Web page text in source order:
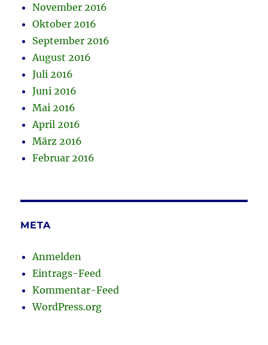
November 2016
Oktober 2016
September 2016
August 2016
Juli 2016
Juni 2016
Mai 2016
April 2016
März 2016
Februar 2016
META
Anmelden
Eintrags-Feed
Kommentar-Feed
WordPress.org